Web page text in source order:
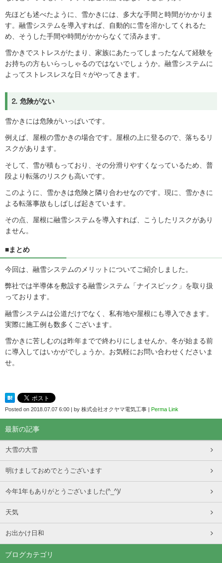
先ほども述べたように、雪かきには、多大な手間と時間がかかりま
す。融雪システムを導入すれば、自動的に雪を溶かしてくれるた
め、そうした手間や時間がかからなくて済みます。
雪かきでストレスがたまり、家族にあたってしまったなんて経験を
お持ちの方もいらっしゃるのではないでしょうか。融雪システムに
よってストレスレスな日々がやってきます。
⒉ 危険がない
雪かきには危険がいっぱいです。
例えば、屋根の雪かきの場合です。屋根の上に登るので、落ちるリ
スクがあります。
そして、雪が積もっており、その分滑りやすくなっているため、普
段より転落のリスクも高いです。
このように、雪かきは危険と隣り合わせなのです。現に、雪かきに
よる転落事故もしばしば起きています。
その点、屋根に融雪システムを導入すれば、こうしたリスクがあり
ません。
■まとめ
今回は、融雪システムのメリットについてご紹介しました。
弊社では半導体を敷設する融雪システム「ナイスピック」を取り扱
っております。
融雪システムは公道だけでなく、私有地や屋根にも導入できます。
実際に施工例も数多くございます。
雪かきに苦しむのは昨年までで終わりにしませんか。冬が始まる前
に導入してはいかがでしょうか。お気軽にお問い合わせくださいま
せ。
Posted on 2018.07.07 6:00 | by 株式会社オクヤマ電気工事 | Perma Link
最新の記事
大雪の大雪
明けましておめでとうございます
今年1年もありがとうございました(^_^)/
天気
お出かけ日和
ブログカテゴリ